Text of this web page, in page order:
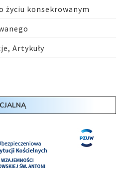
życiu konsekrowanym
Artykuły